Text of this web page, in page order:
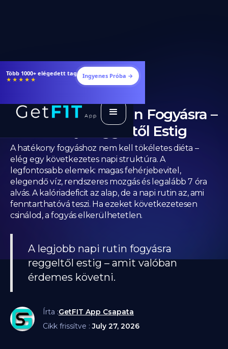
Több 1000+ elégedett tag
★★★★★ Ingyenes Próba →
Legjobb Napi Rutin Fogyásra –
Mit Csinálj Reggeltől Estig
A hatékony fogyáshoz nem kell tökéletes diéta –
elég egy következetes napi struktúra. A
legfontosabb elemek: magas fehérjebevitel,
elegendő víz, rendszeres mozgás és legalább 7 óra
alvás. A kalóriadeficit az alap, de a napi rutin az, ami
fenntarthatóvá teszi. Ha ezeket következetesen
csinálod, a fogyás elkerülhetetlen.
A legjobb napi rutin fogyásra
reggeltől estig – amit valóban
érdemes követni.
Írta :GetFIT App Csapata
Cikk frissítve :July 27, 2026